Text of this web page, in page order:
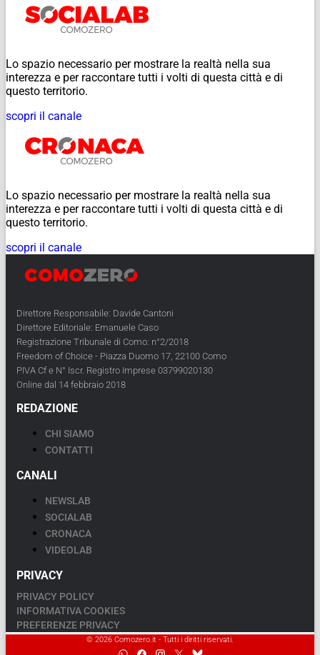
Lo spazio necessario per mostrare la realtà nella sua
interezza e per raccontare tutti i volti di questa città e di
questo territorio.
scopri il canale
Lo spazio necessario per mostrare la realtà nella sua
interezza e per raccontare tutti i volti di questa città e di
questo territorio.
scopri il canale
Direttore Responsabile: Davide Cantoni
Direttore Editoriale: Emanuele Caso
Registrazione Tribunale di Como: n°2/2018
Freedom of Choice - Piazza Duomo 17, 22100 Como
PIVA Cf e N° Iscr. Registro Imprese 03799020130
Online dal 14 febbraio 2018
REDAZIONE
CHI SIAMO
CONTATTI
CANALI
NEWSLAB
SOCIALAB
CRONACA
VIDEOLAB
PRIVACY
PRIVACY POLICY
INFORMATIVA COOKIES
PREFERENZE PRIVACY
© 2026 Comozero.it - Tutti i diritti riservati.